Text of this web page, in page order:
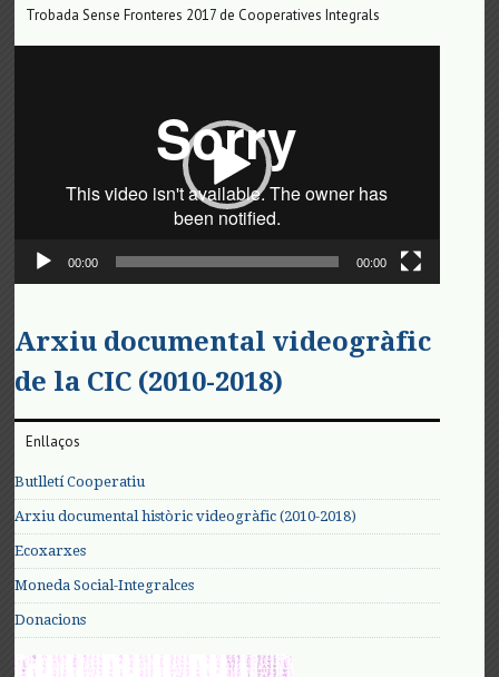
Trobada Sense Fronteres 2017 de Cooperatives Integrals
00:00 00:00
Arxiu documental videogràfic
de la CIC (2010-2018)
Enllaços
Butlletí Cooperatiu
Arxiu documental històric videogràfic (2010-2018)
Ecoxarxes
Moneda Social-Integralces
Donacions